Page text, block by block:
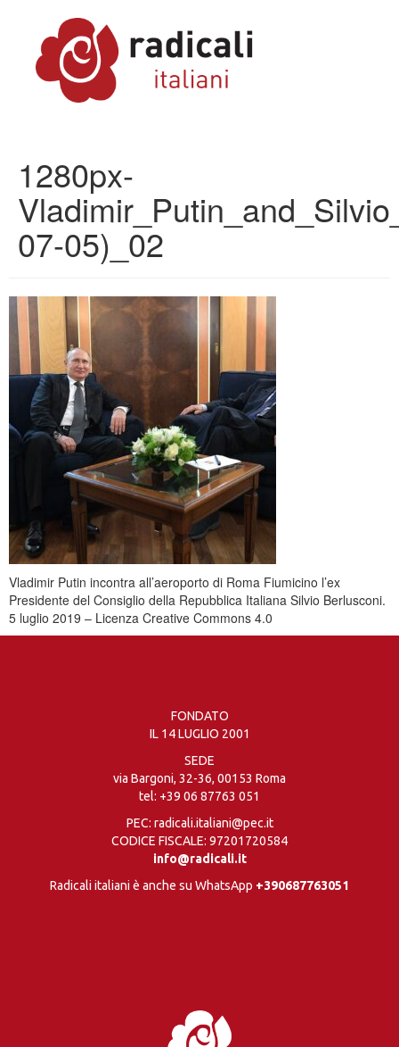
1280px-
07-05)_02
Vladimir Putin incontra all’aeroporto di Roma Fiumicino l’ex
Presidente del Consiglio della Repubblica Italiana Silvio Berlusconi.
5 luglio 2019 – Licenza Creative Commons 4.0
FONDATO
IL 14 LUGLIO 2001
SEDE
via Bargoni, 32-36, 00153 Roma
tel: +39 06 87763 051
PEC: radicali.italiani@pec.it
CODICE FISCALE: 97201720584
info@radicali.it
Radicali italiani è anche su WhatsApp +390687763051